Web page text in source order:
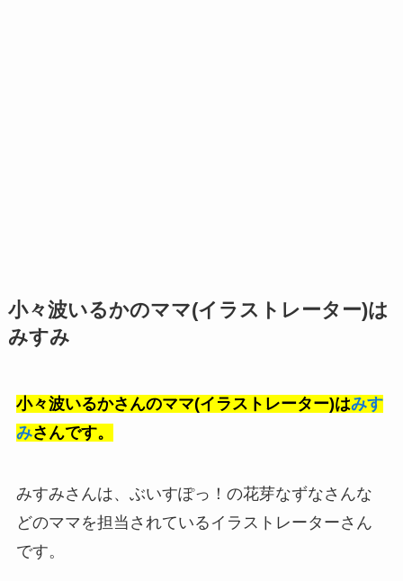
小々波いるかのママ(イラストレーター)は
みすみ
小々波いるかさんのママ(イラストレーター)はみす
みさんです。
みすみさんは、ぶいすぽっ！の花芽なずなさんな
どのママを担当されているイラストレーターさん
です。